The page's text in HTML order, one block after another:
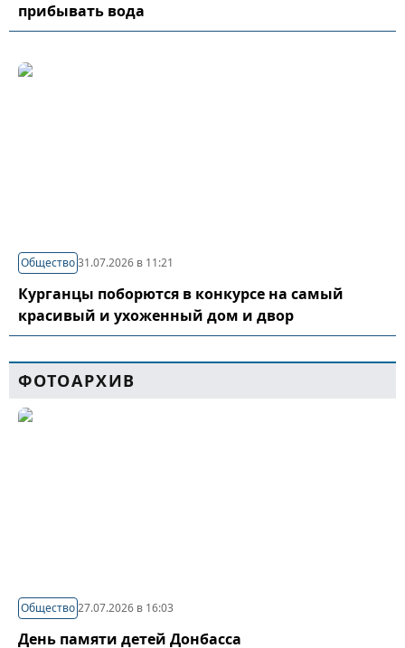
прибывать вода
Общество31.07.2026 в 11:21
Курганцы поборются в конкурсе на самый
красивый и ухоженный дом и двор
ФОТОАРХИВ
Общество27.07.2026 в 16:03
День памяти детей Донбасса